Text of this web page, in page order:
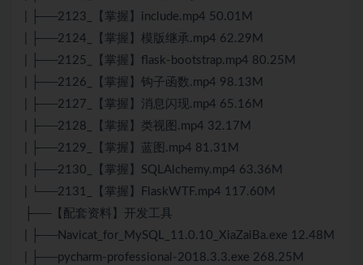
| ├──2123_【掌握】include.mp4 50.01M
| ├──2124_【掌握】模版继承.mp4 62.29M
| ├──2125_【掌握】flask-bootstrap.mp4 80.25M
| ├──2126_【掌握】钩子函数.mp4 98.13M
| ├──2127_【掌握】消息闪现.mp4 65.16M
| ├──2128_【掌握】类视图.mp4 32.17M
| ├──2129_【掌握】蓝图.mp4 81.31M
| ├──2130_【掌握】SQLAlchemy.mp4 63.36M
| └──2131_【掌握】FlaskWTF.mp4 117.60M
├──【配套资料】开发工具
| ├──Navicat_for_MySQL_11.0.10_XiaZaiBa.exe 12.48M
| ├──pycharm-professional-2018.3.3.exe 268.25M